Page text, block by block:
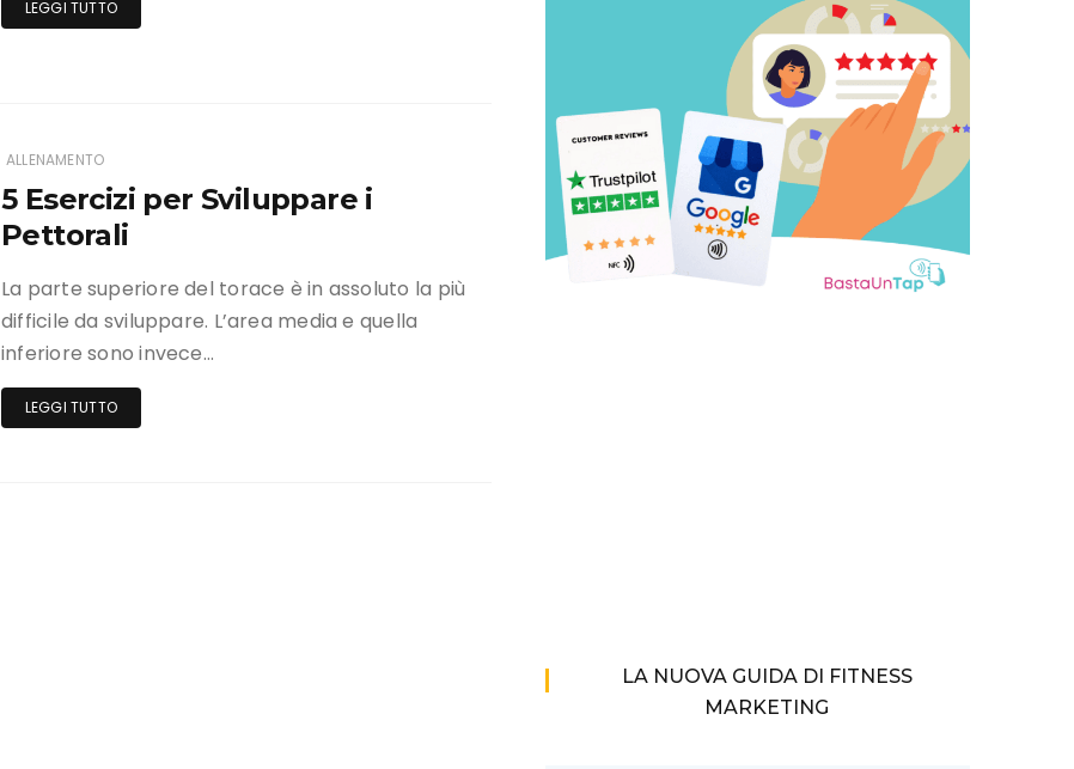
LEGGI TUTTO
ALLENAMENTO
5 Esercizi per Sviluppare i
Pettorali
La parte superiore del torace è in assoluto la più
difficile da sviluppare. L’area media e quella
inferiore sono invece…
LEGGI TUTTO
LA NUOVA GUIDA DI FITNESS
MARKETING